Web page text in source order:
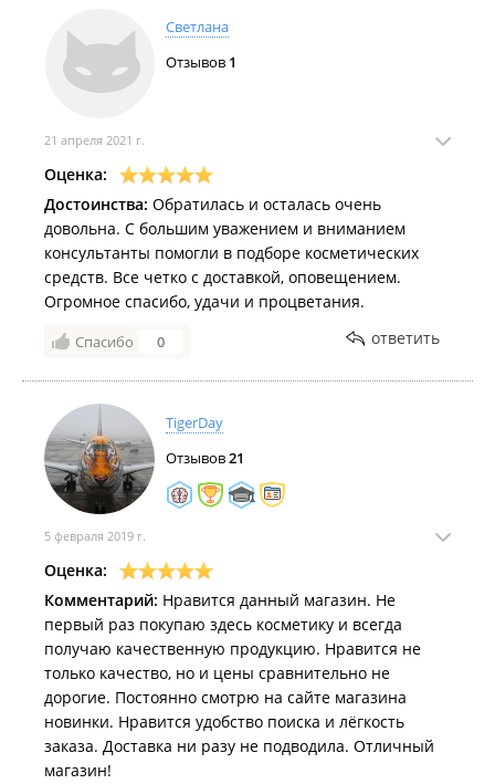
Светлана
Отзывов 1
21 апреля 2021 г.
Оценка:
Достоинства: Обратилась и осталась очень
довольна. С большим уважением и вниманием
консультанты помогли в подборе косметических
средств. Все четко с доставкой, оповещением.
Огромное спасибо, удачи и процветания.
Спасибо 0 ответить
TigerDay
Отзывов21
5 февраля 2019 г.
Оценка:
Комментарий: Нравится данный магазин. Не
первый раз покупаю здесь косметику и всегда
получаю качественную продукцию. Нравится не
только качество, но и цены сравнительно не
дорогие. Постоянно смотрю на сайте магазина
новинки. Нравится удобство поиска и лёгкость
заказа. Доставка ни разу не подводила. Отличный
магазин!